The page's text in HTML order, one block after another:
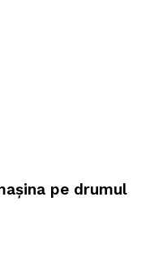
pe drumul